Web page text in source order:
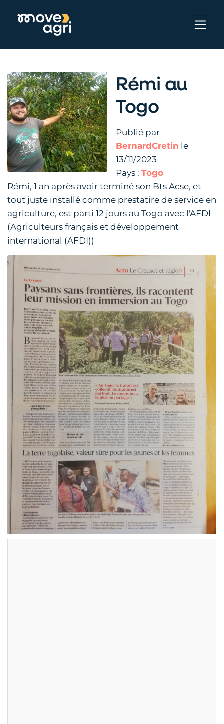
Rémi au
Togo
Publié par
BernardCretin le
13/11/2023
Pays : Togo
Rémi, 1 an après avoir terminé son Bts Acse, et
tout juste installé comme prestatire de service en
agriculture, est parti 12 jours au Togo avec l'AFDI
(Agriculteurs français et développement
international (AFDI))